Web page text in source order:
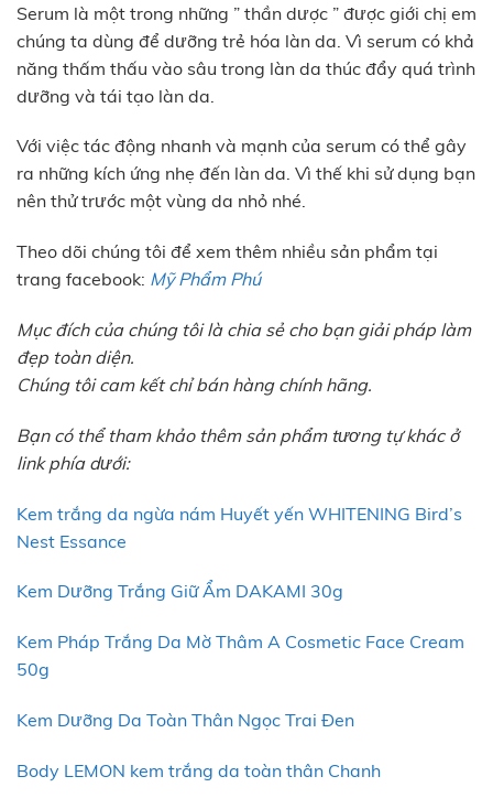
Serum là một trong những ” thần dược ” được giới chị em
chúng ta dùng để dưỡng trẻ hóa làn da. Vì serum có khả
năng thấm thấu vào sâu trong làn da thúc đẩy quá trình
dưỡng và tái tạo làn da.
Với việc tác động nhanh và mạnh của serum có thể gây
ra những kích ứng nhẹ đến làn da. Vì thế khi sử dụng bạn
nên thử trước một vùng da nhỏ nhé.
Theo dõi chúng tôi để xem thêm nhiều sản phẩm tại
trang facebook: Mỹ Phẩm Phú
Mục đích của chúng tôi là chia sẻ cho bạn giải pháp làm
đẹp toàn diện.
Chúng tôi cam kết chỉ bán hàng chính hãng.
Bạn có thể tham khảo thêm sản phẩm tương tự khác ở
link phía dưới:
Kem trắng da ngừa nám Huyết yến WHITENING Bird’s
Nest Essance
Kem Dưỡng Trắng Giữ Ẩm DAKAMI 30g
Kem Pháp Trắng Da Mờ Thâm A Cosmetic Face Cream
50g
Kem Dưỡng Da Toàn Thân Ngọc Trai Đen
Body LEMON kem trắng da toàn thân Chanh